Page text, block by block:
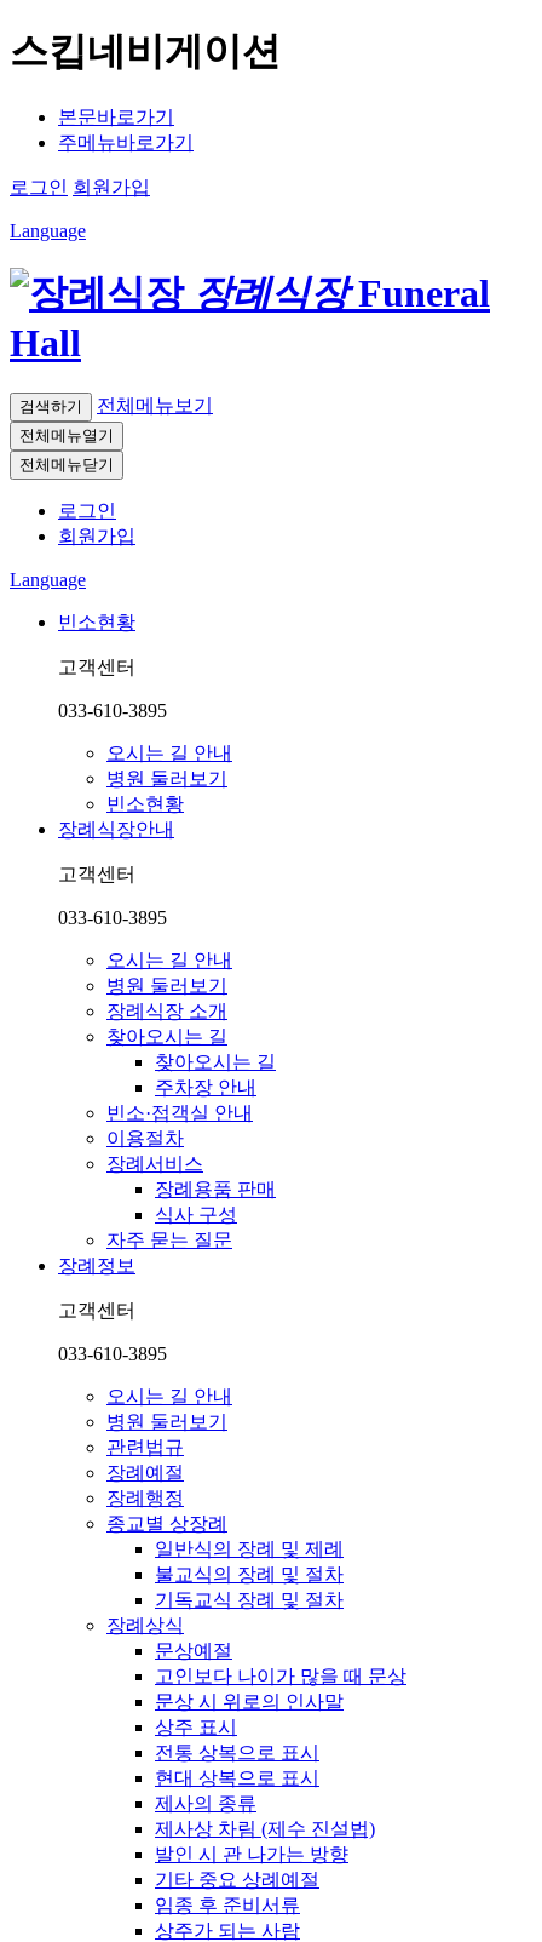
스킵네비게이션
본문바로가기
주메뉴바로가기
로그인 회원가입
Language
장례식장 Funeral
Hall
검색하기 전체메뉴보기
전체메뉴열기
전체메뉴닫기
로그인
회원가입
Language
빈소현황
고객센터
033-610-3895
오시는 길 안내
병원 둘러보기
빈소현황
장례식장안내
고객센터
033-610-3895
오시는 길 안내
병원 둘러보기
장례식장 소개
찾아오시는 길
찾아오시는 길
주차장 안내
빈소·접객실 안내
이용절차
장례서비스
장례용품 판매
식사 구성
자주 묻는 질문
장례정보
고객센터
033-610-3895
오시는 길 안내
병원 둘러보기
관련법규
장례예절
장례행정
종교별 상장례
일반식의 장례 및 제례
불교식의 장례 및 절차
기독교식 장례 및 절차
장례상식
문상예절
고인보다 나이가 많을 때 문상
문상 시 위로의 인사말
상주 표시
전통 상복으로 표시
현대 상복으로 표시
제사의 종류
제사상 차림 (제수 진설법)
발인 시 관 나가는 방향
기타 중요 상례예절
임종 후 준비서류
상주가 되는 사람